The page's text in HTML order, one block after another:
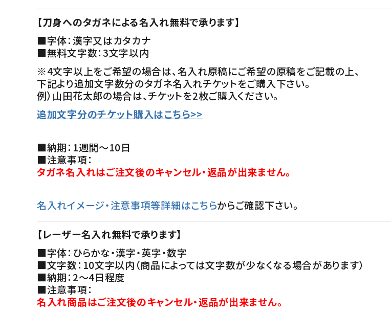
【刀身へのタガネによる名入れ無料で承ります】
■字体：漢字又はカタカナ
■無料文字数：3文字以内
※4文字以上をご希望の場合は、名入れ原稿にご希望の原稿をご記載の上、
下記より追加文字数分のタガネ名入れチケットをご購入下さい。
例）山田花太郎の場合は、チケットを2枚ご購入ください。
追加文字分のチケット購入はこちら>>
■納期：1週間～10日
■注意事項：
タガネ名入れはご注文後のキャンセル・返品が出来ません。
名入れイメージ・注意事項等詳細はこちらからご確認下さい。
【レーザー名入れ無料で承ります】
■字体：ひらかな・漢字・英字・数字
■文字数：10文字以内（商品によっては文字数が少なくなる場合があります）
■納期：2～4日程度
■注意事項：
名入れ商品はご注文後のキャンセル・返品が出来ません。